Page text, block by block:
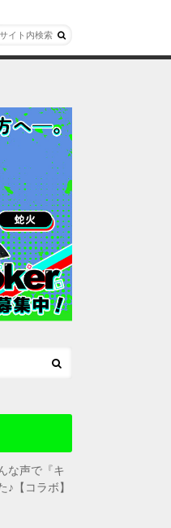
な声で『キ
♪【コラボ】